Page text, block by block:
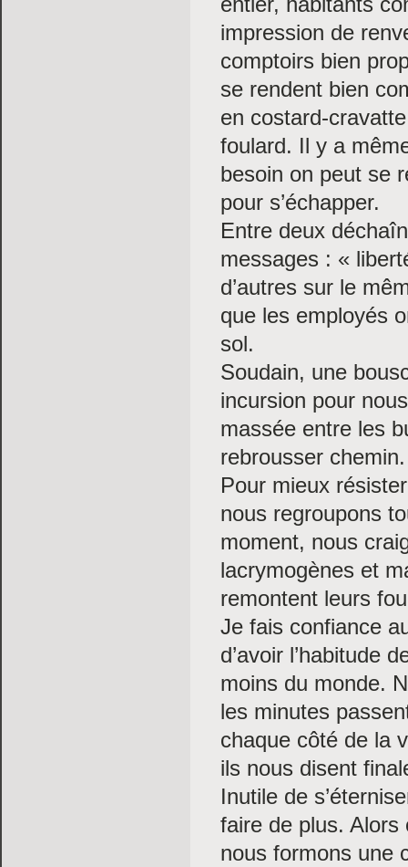
impression de
comptoirs bien
se rendent bien
en costard-
foulard. Il y a
besoin on peut se
pour s’échapper.
Entre deux
messages : «
d’autres sur le
que les employés
sol.
Soudain, une
incursion pour
massée entre les
rebrousser chemin.
Pour mieux
nous regroupons
moment, nous
lacrymogènes et
remontent leurs
Je fais confiance
d’avoir l’habitude
moins du monde.
les minutes
chaque côté de la
ils nous disent
Inutile de
faire de plus. Alors
nous formons une